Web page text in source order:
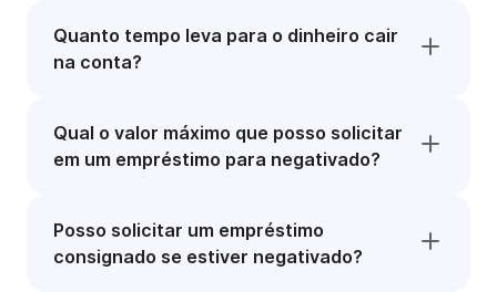
Quanto tempo leva para o dinheiro cair
na conta?
Qual o valor máximo que posso solicitar
em um empréstimo para negativado?
Posso solicitar um empréstimo
consignado se estiver negativado?